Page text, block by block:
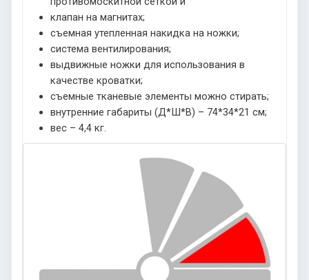
клапан на магнитах;
съемная утепленная накидка на ножки;
система вентилирования;
выдвижные ножки для использования в
качестве кроватки;
съемные тканевые элементы можно стирать;
внутренние габариты (Д*Ш*В) – 74*34*21 см;
вес – 4,4 кг.